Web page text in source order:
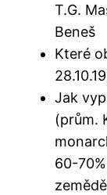
T.G.
Beneš
Které
Jak
(prům.
60-